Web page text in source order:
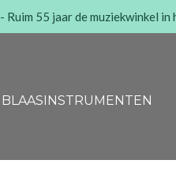
- Ruim 55 jaar de muziekwinkel
BLAASINSTRUMENTEN